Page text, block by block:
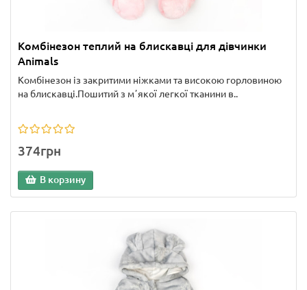
Комбінезон теплий на блискавці для дівчинки
Animals
Комбінезон із закритими ніжками та високою горловиною
на блискавці.Пошитий з мʼякої легкої тканини в..
374грн
В корзину